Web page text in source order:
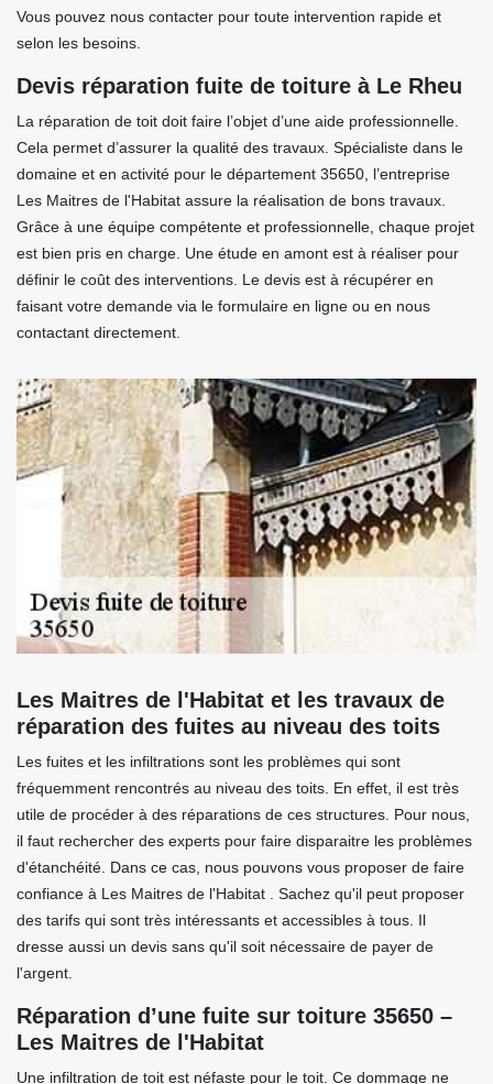
Vous pouvez nous contacter pour toute intervention rapide et
selon les besoins.
Devis réparation fuite de toiture à Le Rheu
La réparation de toit doit faire l’objet d’une aide professionnelle.
Cela permet d’assurer la qualité des travaux. Spécialiste dans le
domaine et en activité pour le département 35650, l’entreprise
Les Maitres de l'Habitat assure la réalisation de bons travaux.
Grâce à une équipe compétente et professionnelle, chaque projet
est bien pris en charge. Une étude en amont est à réaliser pour
définir le coût des interventions. Le devis est à récupérer en
faisant votre demande via le formulaire en ligne ou en nous
contactant directement.
Les Maitres de l'Habitat et les travaux de
réparation des fuites au niveau des toits
Les fuites et les infiltrations sont les problèmes qui sont
fréquemment rencontrés au niveau des toits. En effet, il est très
utile de procéder à des réparations de ces structures. Pour nous,
il faut rechercher des experts pour faire disparaitre les problèmes
d'étanchéité. Dans ce cas, nous pouvons vous proposer de faire
confiance à Les Maitres de l'Habitat . Sachez qu'il peut proposer
des tarifs qui sont très intéressants et accessibles à tous. Il
dresse aussi un devis sans qu'il soit nécessaire de payer de
l'argent.
Réparation d’une fuite sur toiture 35650 –
Les Maitres de l'Habitat
Une infiltration de toit est néfaste pour le toit. Ce dommage ne